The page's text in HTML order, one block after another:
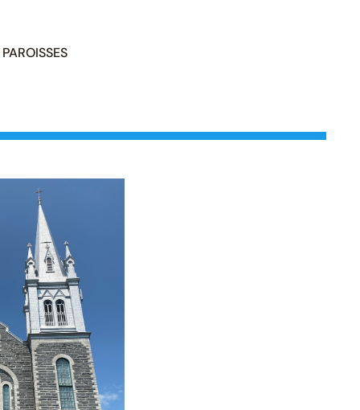
PAROISSES